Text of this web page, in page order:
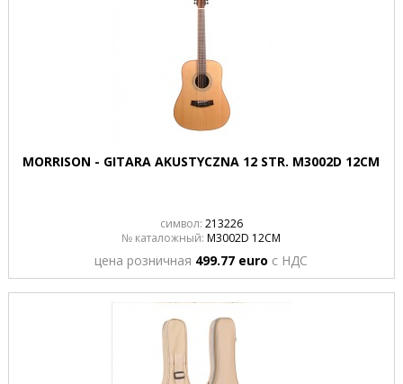
MORRISON - GITARA AKUSTYCZNA 12 STR. M3002D 12CM
символ: 213226
№ каталожный:M3002D 12CM
цена розничная 499.77 euro с НДС